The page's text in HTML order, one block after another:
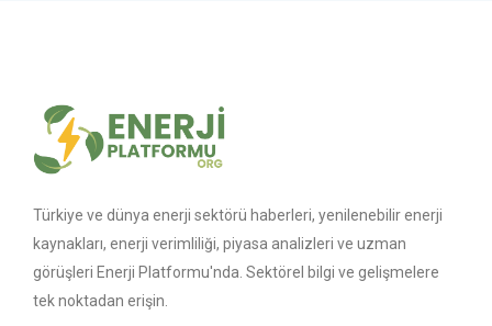
Türkiye ve dünya enerji sektörü haberleri, yenilenebilir enerji
kaynakları, enerji verimliliği, piyasa analizleri ve uzman
görüşleri Enerji Platformu'nda. Sektörel bilgi ve gelişmelere
tek noktadan erişin.